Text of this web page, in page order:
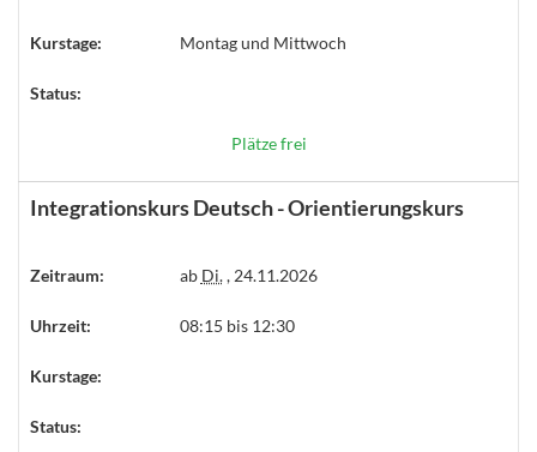
Kurstage: Montag und Mittwoch
Status:
Plätze frei
Integrationskurs Deutsch - Orientierungskurs
Zeitraum: ab Di., 24.11.2026
Uhrzeit: 08:15 bis 12:30
Kurstage:
Status: